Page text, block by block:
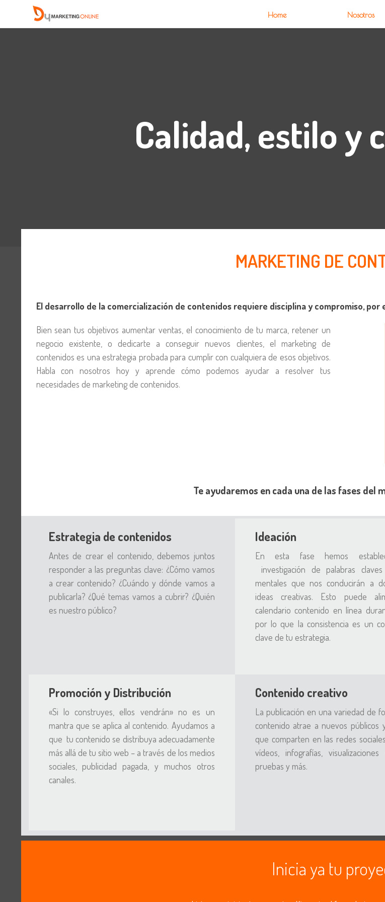
Home Nosotros
Calidad, estilo y
MARKETING DE
El desarrollo de la comercialización de contenidos requiere disciplina y compromiso, por
Bien sean tus objetivos aumentar ventas, el conocimiento de tu marca, retener un
negocio existente, o dedicarte a conseguir nuevos clientes, el marketing de
contenidos es una estrategia probada para cumplir con cualquiera de esos objetivos.
Habla con nosotros hoy y aprende cómo podemos ayudar a resolver tus
necesidades de marketing de contenidos.
Te ayudaremos en cada una de las fases del
Estrategia de contenidos
Antes de crear el contenido, debemos juntos
responder a las preguntas clave: ¿Cómo vamos
a crear contenido? ¿Cuándo y dónde vamos a
publicarla? ¿Qué temas vamos a cubrir? ¿Quién
es nuestro público?
Promoción y Distribución
«Si lo construyes, ellos vendrán» no es un
mantra que se aplica al contenido. Ayudamos a
que tu contenido se distribuya adecuadamente
más allá de tu sitio web – a través de los medios
sociales, publicidad pagada, y muchos otros
canales.
Ideación
En esta fase hemos
investigación de palabras claves
mentales que nos conducirán a
ideas creativas. Esto puede
calendario contenido en línea
por lo que la consistencia es un
clave de tu estrategia.
Contenido creativo
La publicación en una variedad de
contenido atrae a nuevos públicos
que comparten en las redes
vídeos, infografías,
pruebas y más.
Inicia ya tu